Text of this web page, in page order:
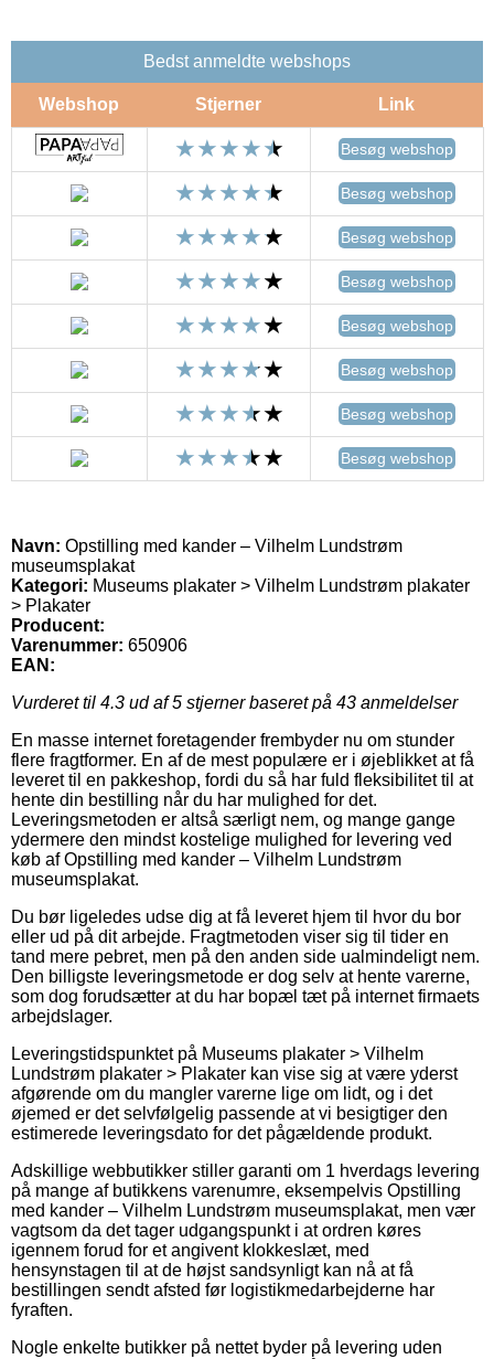
Bedst anmeldte webshops
Webshop Stjerner Link
Besøg webshop
Besøg webshop
Besøg webshop
Besøg webshop
Besøg webshop
Besøg webshop
Besøg webshop
Besøg webshop
Navn: Opstilling med kander – Vilhelm Lundstrøm
museumsplakat
Kategori: Museums plakater > Vilhelm Lundstrøm plakater
> Plakater
Producent:
Varenummer: 650906
EAN:
Vurderet til 4.3 ud af 5 stjerner baseret på 43 anmeldelser
En masse internet foretagender frembyder nu om stunder
flere fragtformer. En af de mest populære er i øjeblikket at få
leveret til en pakkeshop, fordi du så har fuld fleksibilitet til at
hente din bestilling når du har mulighed for det.
Leveringsmetoden er altså særligt nem, og mange gange
ydermere den mindst kostelige mulighed for levering ved
køb af Opstilling med kander – Vilhelm Lundstrøm
museumsplakat.
Du bør ligeledes udse dig at få leveret hjem til hvor du bor
eller ud på dit arbejde. Fragtmetoden viser sig til tider en
tand mere pebret, men på den anden side ualmindeligt nem.
Den billigste leveringsmetode er dog selv at hente varerne,
som dog forudsætter at du har bopæl tæt på internet firmaets
arbejdslager.
Leveringstidspunktet på Museums plakater > Vilhelm
Lundstrøm plakater > Plakater kan vise sig at være yderst
afgørende om du mangler varerne lige om lidt, og i det
øjemed er det selvfølgelig passende at vi besigtiger den
estimerede leveringsdato for det pågældende produkt.
Adskillige webbutikker stiller garanti om 1 hverdags levering
på mange af butikkens varenumre, eksempelvis Opstilling
med kander – Vilhelm Lundstrøm museumsplakat, men vær
vagtsom da det tager udgangspunkt i at ordren køres
igennem forud for et angivent klokkeslæt, med
hensynstagen til at de højst sandsynligt kan nå at få
bestillingen sendt afsted før logistikmedarbejderne har
fyraften.
Nogle enkelte butikker på nettet byder på levering uden